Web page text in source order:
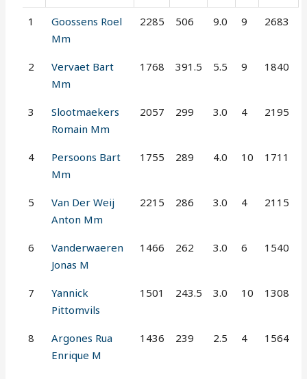
1
Goossens Roel
Mm
2285 506 9.0 9 2683
2
Vervaet Bart
Mm
1768 391.5 5.5 9 1840
3
Slootmaekers
Romain Mm
2057 299 3.0 4 2195
4
Persoons Bart
Mm
1755 289 4.0 10 1711
5
Van Der Weij
Anton Mm
2215 286 3.0 4 2115
6
Vanderwaeren
Jonas M
1466 262 3.0 6 1540
7
Yannick
Pittomvils
1501 243.5 3.0 10 1308
8
Argones Rua
Enrique M
1436 239 2.5 4 1564